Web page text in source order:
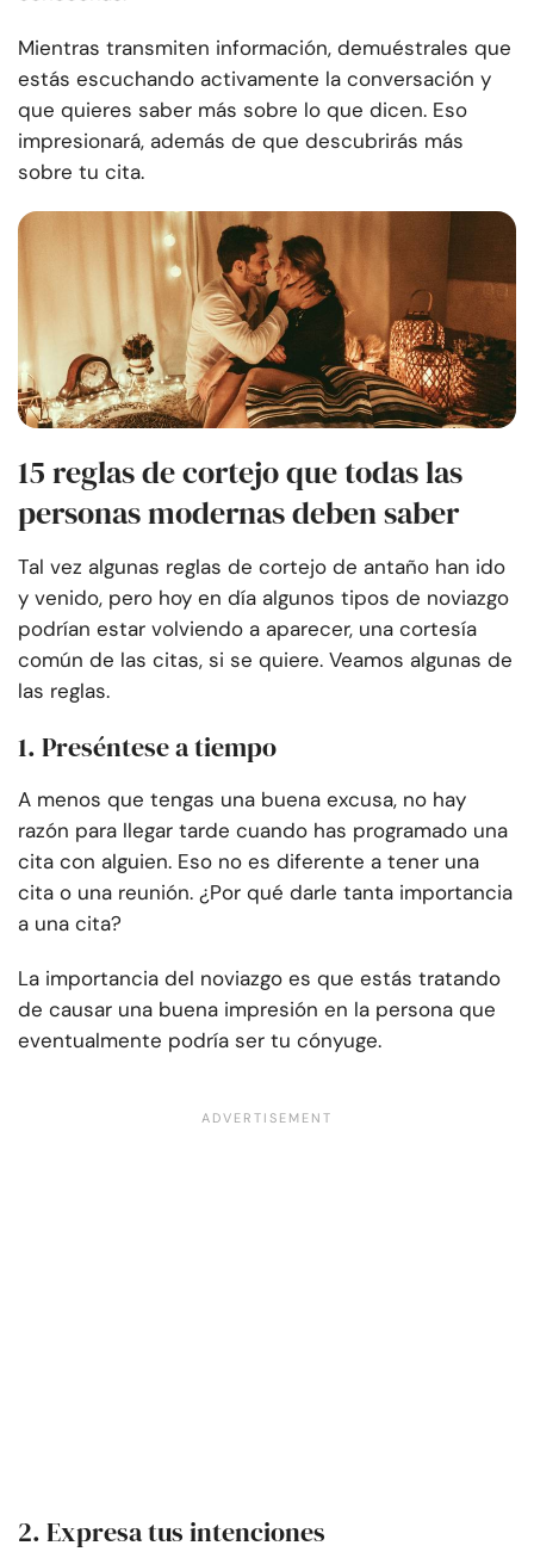
Mientras transmiten información, demuéstrales que
estás escuchando activamente la conversación y
que quieres saber más sobre lo que dicen. Eso
impresionará, además de que descubrirás más
sobre tu cita.
15 reglas de cortejo que todas las
personas modernas deben saber
Tal vez algunas reglas de cortejo de antaño han ido
y venido, pero hoy en día algunos tipos de noviazgo
podrían estar volviendo a aparecer, una cortesía
común de las citas, si se quiere. Veamos algunas de
las reglas.
1. Preséntese a tiempo
A menos que tengas una buena excusa, no hay
razón para llegar tarde cuando has programado una
cita con alguien. Eso no es diferente a tener una
cita o una reunión. ¿Por qué darle tanta importancia
a una cita?
La importancia del noviazgo es que estás tratando
de causar una buena impresión en la persona que
eventualmente podría ser tu cónyuge.
2. Expresa tus intenciones